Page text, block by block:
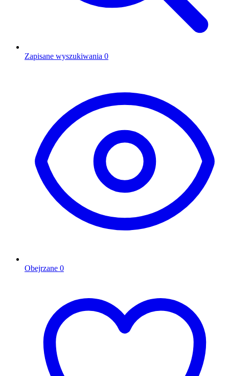
Zapisane wyszukiwania 0
Obejrzane 0